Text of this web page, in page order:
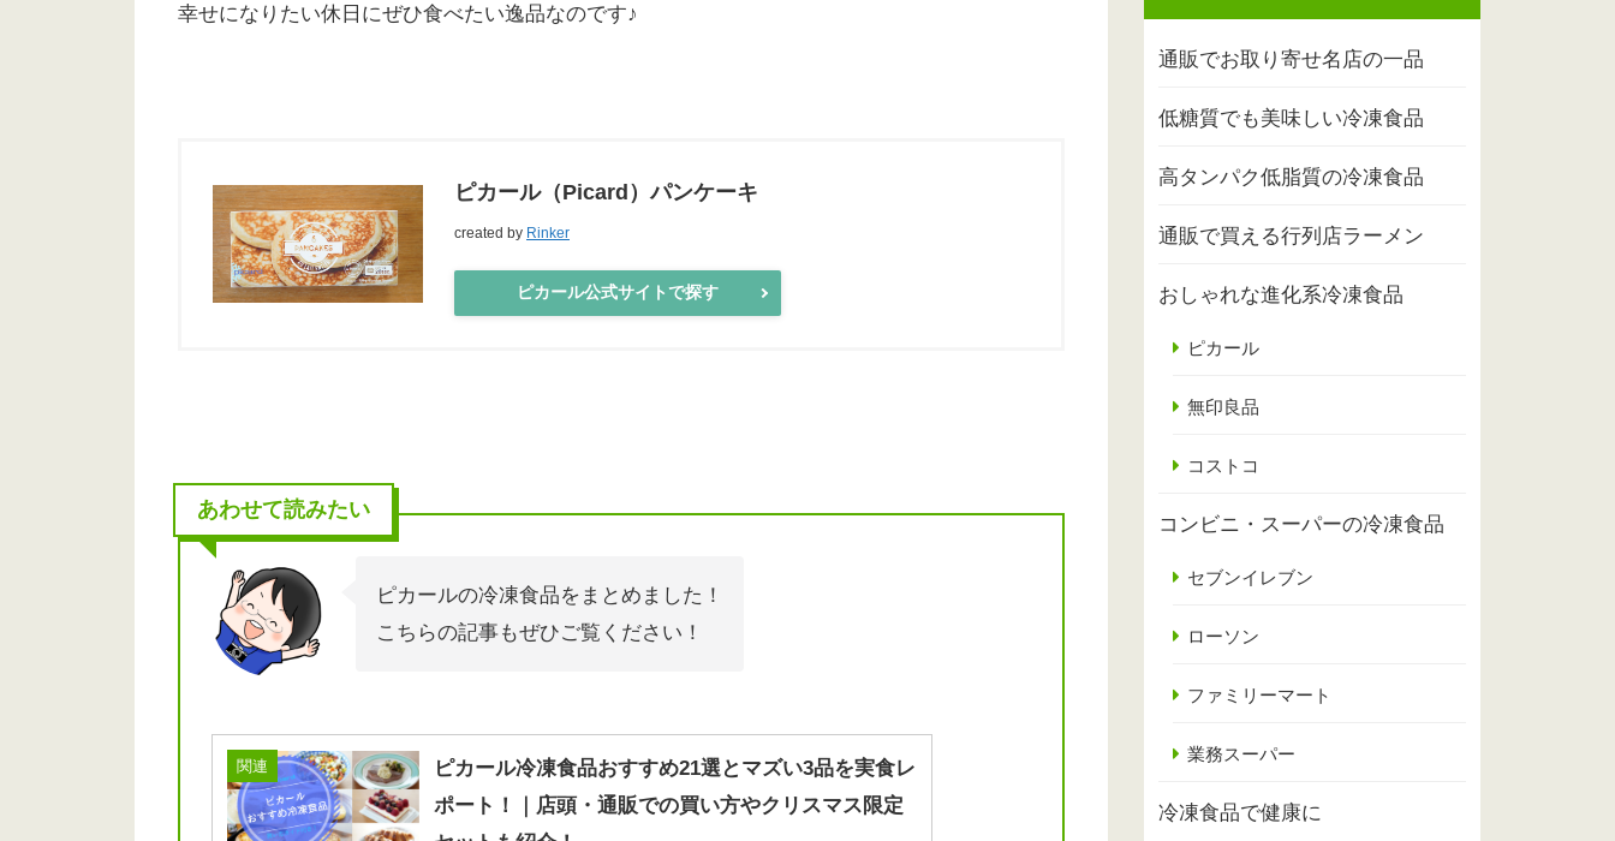
幸せになりたい休日にぜひ食べたい逸品なのです♪
ピカール（Picard）パンケーキ
created by Rinker
ピカール公式サイトで探す
あわせて読みたい
ピカールの冷凍食品をまとめました！
こちらの記事もぜひご覧ください！
関連
ピカール冷凍食品おすすめ21選とマズい3品を実食レ
ポート！｜店頭・通販での買い方やクリスマス限定
通販でお取り寄せ名店の一品
低糖質でも美味しい冷凍食品
高タンパク低脂質の冷凍食品
通販で買える行列店ラーメン
おしゃれな進化系冷凍食品
ピカール
無印良品
コストコ
コンビニ・スーパーの冷凍食品
セブンイレブン
ローソン
ファミリーマート
業務スーパー
冷凍食品で健康に